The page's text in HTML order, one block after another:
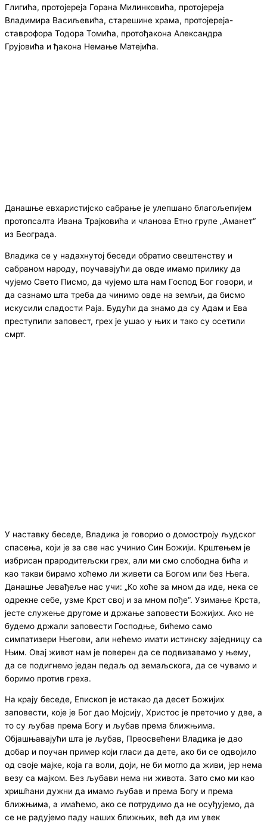
Глигића, протојереја Горана Милинковића, протојереја
Владимира Васиљевића, старешине храма, протојереја-
ставрофора Тодора Томића, протођакона Александра
Грујовића и ђакона Немање Матејића.
Данашње евхаристијско сабрање је улепшано благољепијем
протопсалта Ивана Трајковића и чланова Етно групе „Аманет“
из Београда.
Владика се у надахнутој беседи обратио свештенству и
сабраном народу, поучавајући да овде имамо прилику да
чујемо Свето Писмо, да чујемо шта нам Господ Бог говори, и
да сазнамо шта треба да чинимо овде на земљи, да бисмо
искусили сладости Раја. Будући да знамо да су Адам и Ева
преступили заповест, грех је ушао у њих и тако су осетили
смрт.
У наставку беседе, Владика је говорио о домостроју људског
спасења, који је за све нас учинио Син Божији. Крштењем је
избрисан прародитељски грех, али ми смо слободна бића и
као такви бирамо хоћемо ли живети са Богом или без Њега.
Данашње Јевађеље нас учи: „Ко хоће за мном да иде, нека се
одрекне себе, узме Крст свој и за мном пође“. Узимање Крста,
јесте служење другоме и држање заповести Божијих. Ако не
будемо држали заповести Господње, бићемо само
симпатизери Његови, али нећемо имати истинску заједницу са
Њим. Овај живот нам је поверен да се подвизавамо у њему,
да се подигнемо један педаљ од земаљскога, да се чувамо и
боримо против греха.
На крају беседе, Епископ је истакао да десет Божијих
заповести, које је Бог дао Мојсију, Христос је преточио у две, а
то су љубав према Богу и љубав према ближњима.
Објашњавајући шта је љубав, Преосвећени Владика је дао
добар и поучан пример који гласи да дете, ако би се одвојило
од своје мајке, која га воли, доји, не би могло да живи, јер нема
везу са мајком. Без љубави нема ни живота. Зато смо ми као
хришћани дужни да имамо љубав и према Богу и према
ближњима, а имаћемо, ако се потрудимо да не осуђујемо, да
се не радујемо паду наших ближњих, већ да им увек